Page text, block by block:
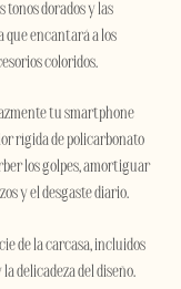
tonos dorados y las
que encantará a los
coloridos.
tu smartphone
rígida de policarbonato
los golpes, amortiguar
y el desgaste diario.
de la carcasa, incluidos
delicadeza del diseño.